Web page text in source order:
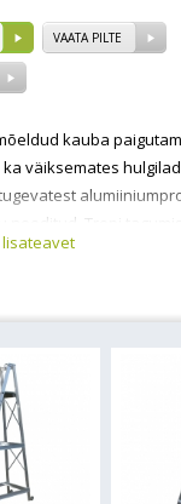
VAATA PILTE
kauba
väiksemates
needitud. Trepi
ratastega.
on reljeefse
on ka
on 600 mm